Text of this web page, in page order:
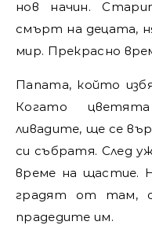
нов начин.
смърт на децата,
мир. Прекрасно
Папата, който
Когато
ливадите, ще се
си събратя. След
време на щастие.
градят от там,
прадедите им.